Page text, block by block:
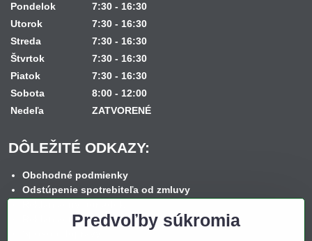
Pondelok
7:30 - 16:30
Utorok
7:30 - 16:30
Streda
7:30 - 16:30
Štvrtok
7:30 - 16:30
Piatok
7:30 - 16:30
Sobota
8:00 - 12:00
Nedeľa
ZATVORENÉ
DÔLEŽITÉ ODKAZY:
Obchodné podmienky
Odstúpenie spotrebiteľa od zmluvy
Reklamačný formulár
Predvoľby súkromia